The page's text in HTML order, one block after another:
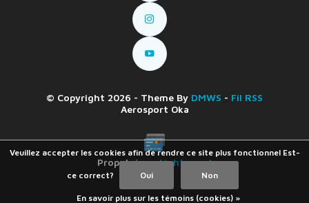
© Copyright 2026 - Theme By DMWS - Fil RSS
Aerosport Oka
Propulsé parLightspeed
Veuillez accepter les cookies afin de rendre ce site plus fonctionnel Est-
ce correct? Oui Non
En savoir plus sur les témoins (cookies) »